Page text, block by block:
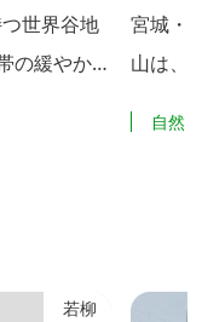
世界谷地
の緩やかな
ます。 5
、イワカ
山植物に
、6月中旬
宮城・
山は、
馬の姿
で望む
自然
若柳